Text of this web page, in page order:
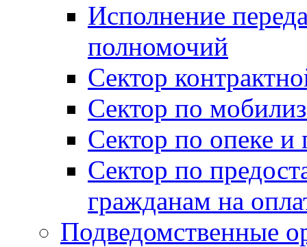
Исполнение
полномочий
Сектор
Сектор по
Сектор по опеке и
Сектор по
гражданам на
Подведомственные